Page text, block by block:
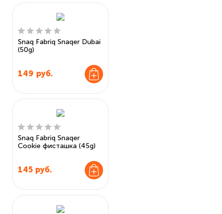
Snaq Fabriq Snaqer Dubai
(50g)
149 руб.
Snaq Fabriq Snaqer
Cookie фисташка (45g)
145 руб.